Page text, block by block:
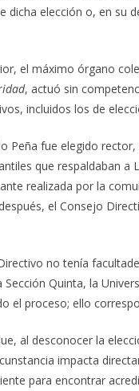
dicha elección o, en su
el máximo órgano
, actuó sin
incluidos los de
Peña fue elegido
que respaldaban
realizada por la
el Consejo
no tenía
Quinta, la
el proceso; ello
al desconocer la
impacta
para encontrar